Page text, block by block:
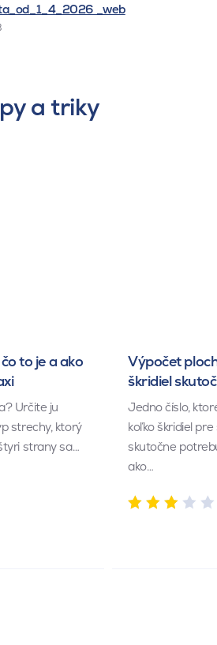
_web
a triky
to je a ako
Určite ju
strechy, ktorý
strany sa…
Výpočet
škridiel
Jedno číslo,
koľko škridiel
skutočne
ako…